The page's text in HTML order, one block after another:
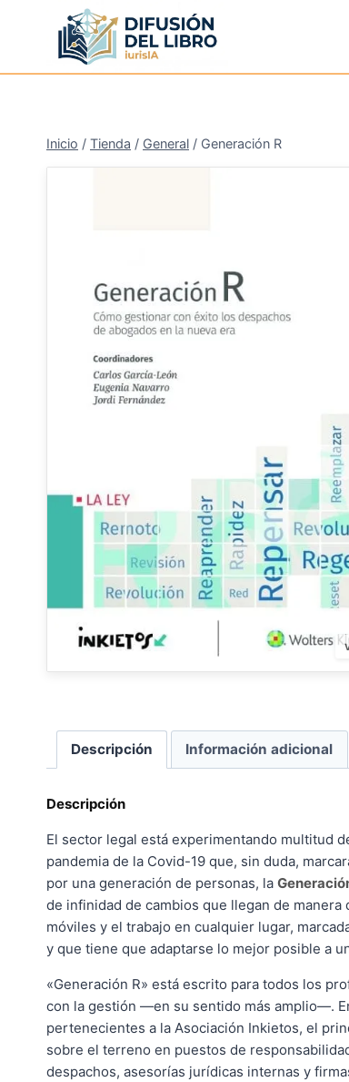
contenido
Inicio / Tienda / General / Generación R
Descripción Información adicional
Descripción
El sector legal está experimentando multitud
pandemia de la Covid-19 que, sin duda,
por una generación de personas, la
de infinidad de cambios que llegan de
móviles y el trabajo en cualquier lugar,
y que tiene que adaptarse lo mejor posible a
«Generación R» está escrito para todos los
con la gestión —en su sentido más amplio—.
pertenecientes a la Asociación Inkietos, el
sobre el terreno en puestos de
despachos, asesorías jurídicas internas y